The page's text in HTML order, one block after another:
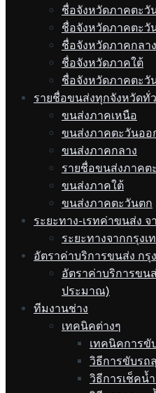
ชื่อจังหวัดภาคตะวั
ชื่อจังหวัดภาคตะวั
ชื่อจังหวัดภาคกลาง
ชื่อจังหวัดภาคใต้
ชื่อจังหวัดภาคตะวั
รายชื่อขนส่งทุกจังหวัดทั่
ขนส่งภาคเหนือ
ขนส่งภาคตะวันออ
ขนส่งภาคกลาง
รายชื่อขนส่งภาคต
ขนส่งภาคใต้
ขนส่งภาคตะวันตก
ระยะทาง-เรทค่าขนส่ง
ระยะทางจากกรุงเ
อัตราค่าบริการขนส่ง กรุ
อัตราค่าบริการขน
ประมาณ)
ทีมงานช่าง
เทคนิคต่างๆ
เทคนิคการขั
วิธีการขับรถ
วิธีการเช็คน้